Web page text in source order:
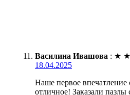
Василина Ивашова : ★ ★
18.04.2025
Наше первое впечатление
отличное! Заказали